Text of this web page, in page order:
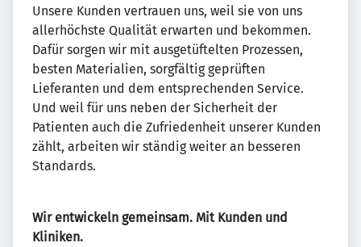
Unsere Kunden vertrauen uns, weil sie von uns
allerhöchste Qualität erwarten und bekommen.
Dafür sorgen wir mit ausgetüftelten Prozessen,
besten Materialien, sorgfältig geprüften
Lieferanten und dem entsprechenden Service.
Und weil für uns neben der Sicherheit der
Patienten auch die Zufriedenheit unserer Kunden
zählt, arbeiten wir ständig weiter an besseren
Standards.
Wir entwickeln gemeinsam. Mit Kunden und
Kliniken.